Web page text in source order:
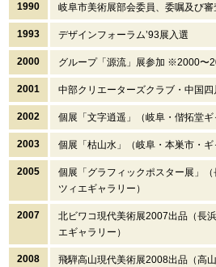
1990 岐阜市美術展部会委員、委嘱及び
1993 デザインフォーラム’93展入選
2000 グループ「源流」展参加 ※2000〜
2001 中部クリエーターズクラブ・中国
2002 個展「文字逍遥」（岐阜・偕拓堂ギ
2003 個展「枯山水」（岐阜・本巣市・ギ
2005
個展「グラフィックポスター展」
ツィエギャラリー）
2007
北ビワコ現代美術展2007出品（長
エギャラリー）
2008
飛騨高山現代美術展2008出品（高